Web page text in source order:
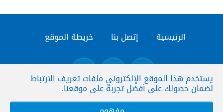
يستخدم هذا الموقع الإلكتروني ملفات تعريف الارتباط
لضمان حصولك على أفضل تجربة على موقعنا.
الرئيسية إتصل بنا خريطة الموقع
© المنظمة العربية للاجهزة العليا للرقابة المالية